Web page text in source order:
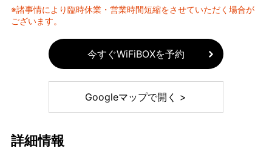
※諸事情により臨時休業・営業時間短縮をさせていただく場合が
ございます。
今すぐWiFiBOXを予約
Googleマップで開く >
詳細情報